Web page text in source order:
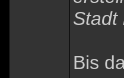
Stadt
Bis